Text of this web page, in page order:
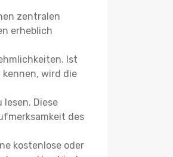
zentralen
erheblich
Ist
kennen, wird die
Diese
des
kostenlose oder